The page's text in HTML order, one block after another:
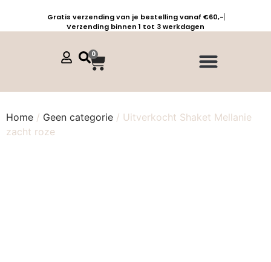
Gratis verzending van je bestelling vanaf €60,-
Verzending binnen 1 tot 3 werkdagen
0
Home / Geen categorie / Uitverkocht Shaket Mellanie
zacht roze